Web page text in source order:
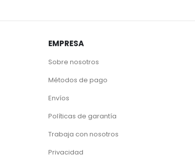
EMPRESA
Sobre nosotros
Métodos de pago
Envíos
Políticas de garantía
Trabaja con nosotros
Privacidad